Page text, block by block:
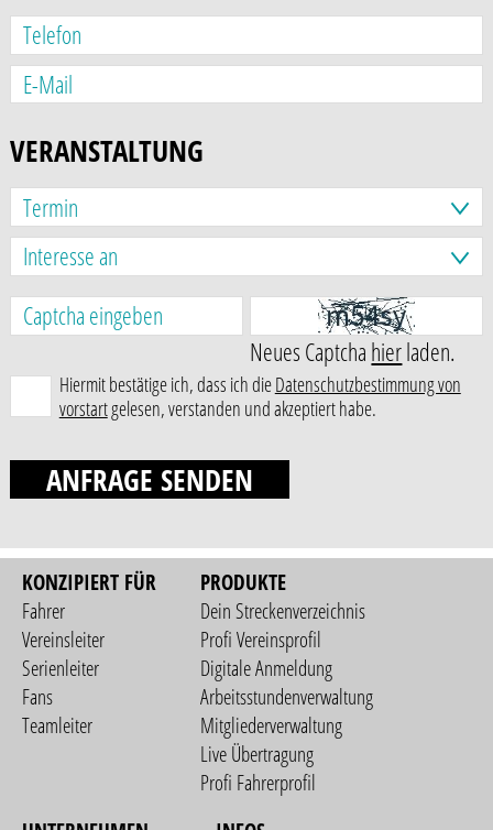
VERANSTALTUNG
Neues Captchahierladen.
Hiermit bestätige ich, dass ich dieDatenschutzbestimmung von
vorstartgelesen, verstanden und akzeptiert habe.
ANFRAGE SENDEN
KONZIPIERT FÜR
Fahrer
Vereinsleiter
Serienleiter
Fans
Teamleiter
PRODUKTE
Dein Streckenverzeichnis
Profi Vereinsprofil
Digitale Anmeldung
Arbeitsstundenverwaltung
Mitgliederverwaltung
Live Übertragung
Profi Fahrerprofil